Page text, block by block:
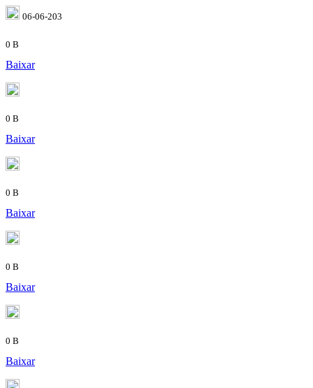
06-06-203
0 B
Baixar
0 B
Baixar
0 B
Baixar
0 B
Baixar
0 B
Baixar